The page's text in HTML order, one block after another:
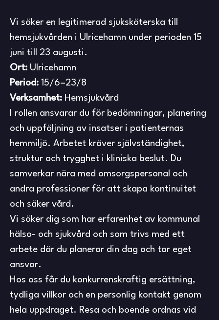
Vi söker en legitimerad sjuksköterska till
hemsjukvården i Ulricehamn under perioden 15
juni till 23 augusti.
Ort: Ulricehamn
Period: 15/6–23/8
Verksamhet: Hemsjukvård
I rollen ansvarar du för bedömningar, planering
och uppföljning av insatser i patienternas
hemmiljö. Arbetet kräver självständighet,
struktur och trygghet i kliniska beslut. Du
samverkar nära med omsorgspersonal och
andra professioner för att skapa kontinuitet
och säker vård.
Vi söker dig som har erfarenhet av kommunal
hälso- och sjukvård och som trivs med ett
arbete där du planerar din dag och tar eget
ansvar.
Hos oss får du konkurrenskraftig ersättning,
tydliga villkor och en personlig kontakt genom
hela uppdraget. Resa och boende ordnas vid